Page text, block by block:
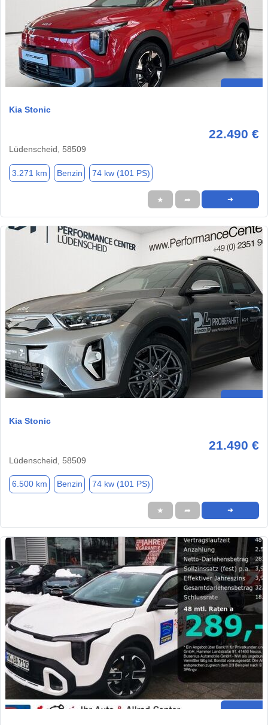
Kia Stonic
22.490 €
Lüdenscheid, 58509
3.271 km Benzin 74 kw (101 PS)
★ ➦ ➜
Kia Stonic
21.490 €
Lüdenscheid, 58509
6.500 km Benzin 74 kw (101 PS)
★ ➦ ➜